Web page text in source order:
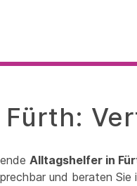
Alltagshelfer in
und beraten Sie